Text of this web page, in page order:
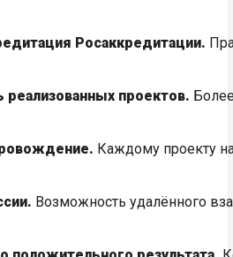
Росаккредитации.
проектов.
Каждому проекту
Возможность удалённого